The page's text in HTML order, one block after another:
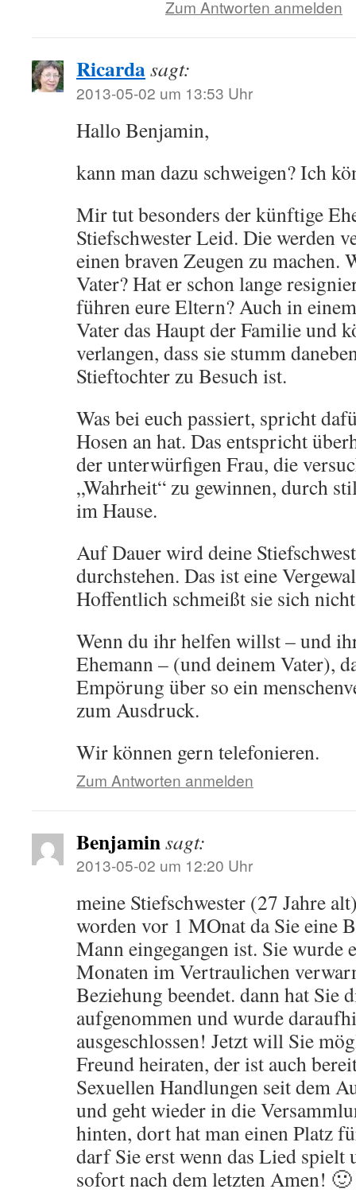
Zum Antworten anmelden
Ricardasagt:
2013-05-02 um 13:53 Uhr
Hallo Benjamin,
kann man dazu schweigen? Ich
Mir tut besonders der künftige
Stiefschwester Leid. Die werden
einen braven Zeugen zu machen.
Vater? Hat er schon lange
führen eure Eltern? Auch in
Vater das Haupt der Familie und
verlangen, dass sie stumm
Stieftochter zu Besuch ist.
Was bei euch passiert, spricht
Hosen an hat. Das entspricht
der unterwürfigen Frau, die
„Wahrheit“ zu gewinnen, durch
im Hause.
Auf Dauer wird deine
durchstehen. Das ist eine
Hoffentlich schmeißt sie sich
Wenn du ihr helfen willst – und
Ehemann – (und deinem Vater),
Empörung über so ein
zum Ausdruck.
Wir können gern telefonieren.
Zum Antworten anmelden
Benjaminsagt:
2013-05-02 um 12:20 Uhr
meine Stiefschwester (27 Jahre
worden vor 1 MOnat da Sie eine
Mann eingegangen ist. Sie wurde
Monaten im Vertraulichen
Beziehung beendet. dann hat Sie
aufgenommen und wurde
ausgeschlossen! Jetzt will Sie
Freund heiraten, der ist auch
Sexuellen Handlungen seit dem
und geht wieder in die
hinten, dort hat man einen Platz
darf Sie erst wenn das Lied spielt
sofort nach dem letzten Amen! 🙂